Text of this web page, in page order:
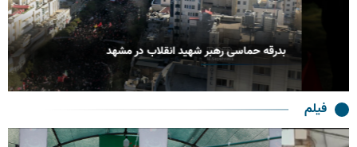
بدرقه حماسی رهبر شهید انقلاب در مشهد
فیلم